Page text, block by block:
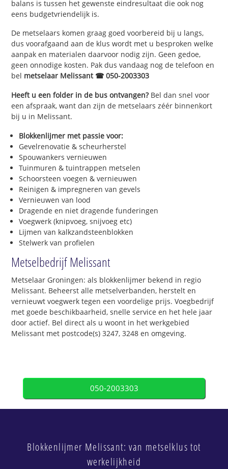
balans is tussen het gewenste eindresultaat die ook nog
eens budgetvriendelijk is.
De metselaars komen graag goed voorbereid bij u langs,
dus voorafgaand aan de klus wordt met u besproken welke
aanpak en materialen daarvoor nodig zijn. Geen gedoe,
geen onnodige kosten. Pak dus vandaag nog de telefoon en
bel metselaar Melissant ☎ 050-2003303
Heeft u een folder in de bus ontvangen?Bel dan snel voor
een afspraak, want dan zijn de metselaars zéér binnenkort
bij u in Melissant.
Blokkenlijmer met passie voor:
Gevelrenovatie & scheurherstel
Spouwankers vernieuwen
Tuinmuren & tuintrappen metselen
Schoorsteen voegen & vernieuwen
Reinigen & impregneren van gevels
Vernieuwen van lood
Dragende en niet dragende funderingen
Voegwerk (knipvoeg, snijvoeg etc)
Lijmen van kalkzandsteenblokken
Stelwerk van profielen
Metselbedrijf Melissant
Metselaar Groningen: als blokkenlijmer bekend in regio
Melissant. Beheerst alle metselverbanden, herstelt en
vernieuwt voegwerk tegen een voordelige prijs. Voegbedrijf
met goede beschikbaarheid, snelle service en het hele jaar
door actief. Bel direct als u woont in het werkgebied
Melissant met postcode(s) 3247, 3248 en omgeving.
050-2003303
Blokkenlijmer Melissant: van metselklus tot
werkelijkheid